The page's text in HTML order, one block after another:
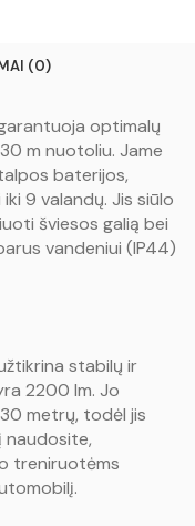
(0)
optimalų
m nuotoliu. Jame
baterijos,
9 valandų. Jis siūlo
šviesos galią bei
vandeniui (IP44)
stabilų ir
2200 lm. Jo
metrų, todėl jis
naudosite,
treniruotėms